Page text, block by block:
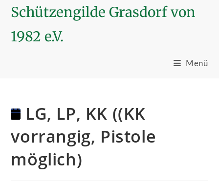
springen
Schützengilde Grasdorf von
1982 e.V.
Menü
LG, LP, KK ((KK
vorrangig, Pistole
möglich)